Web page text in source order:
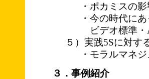
・ポカミスの
・今の時代に
ビデオ標準・
５）実践5Sに対す
・モラルマネ
３．事例紹介